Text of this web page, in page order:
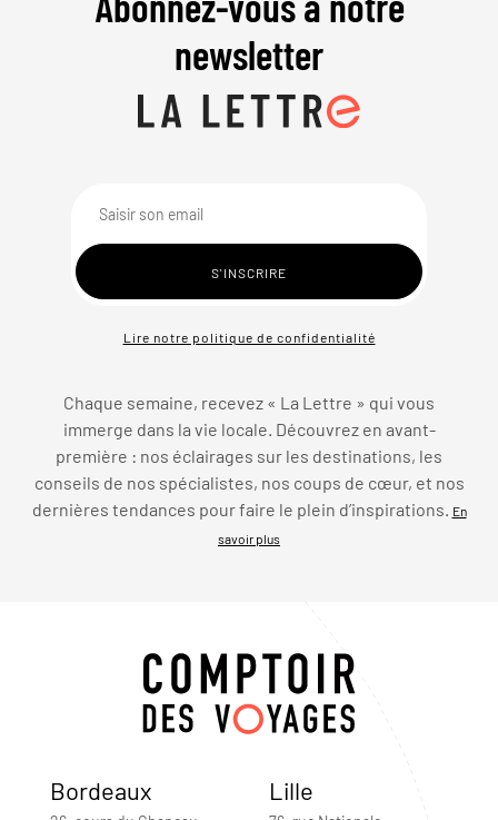
newsletter
Lire notre politique de confidentialité
Chaque semaine, recevez « La Lettre » qui vous
immerge dans la vie locale. Découvrez en avant-
première : nos éclairages sur les destinations, les
conseils de nos spécialistes, nos coups de cœur, et nos
dernières tendances pour faire le plein d’inspirations. En
savoir plus
Bordeaux Lille